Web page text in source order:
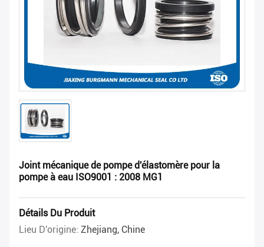
Joint mécanique de pompe d'élastomère pour la
pompe à eau ISO9001 : 2008 MG1
Détails Du Produit
Lieu D'origine: Zhejiang, Chine